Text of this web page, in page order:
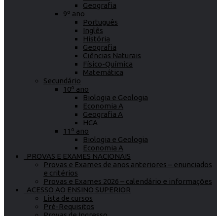
Geografia
9º ano
Português
Inglês
História
Geografia
Ciências Naturais
Físico-Química
Matemática
Secundário
10º ano
Biologia e Geologia
Economia A
Geografia A
HCA
11º ano
Biologia e Geologia
Economia A
PROVAS E EXAMES NACIONAIS
Provas e Exames de anos anteriores – enunciados
e critérios
Provas e Exames 2026 – calendário e informações
ACESSO AO ENSINO SUPERIOR
Lista de cursos
Pré-Requisitos